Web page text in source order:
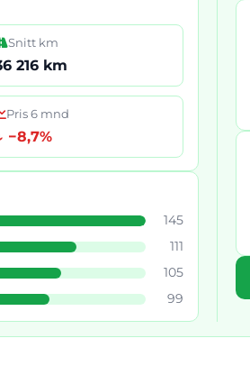
Snitt km
216 km
Pris 6 mnd
−8,7%
145
111
105
99